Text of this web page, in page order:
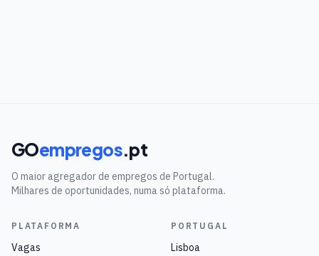
GOempregos.pt
O maior agregador de empregos de Portugal.
Milhares de oportunidades, numa só plataforma.
PLATAFORMA
Vagas
PORTUGAL
Lisboa